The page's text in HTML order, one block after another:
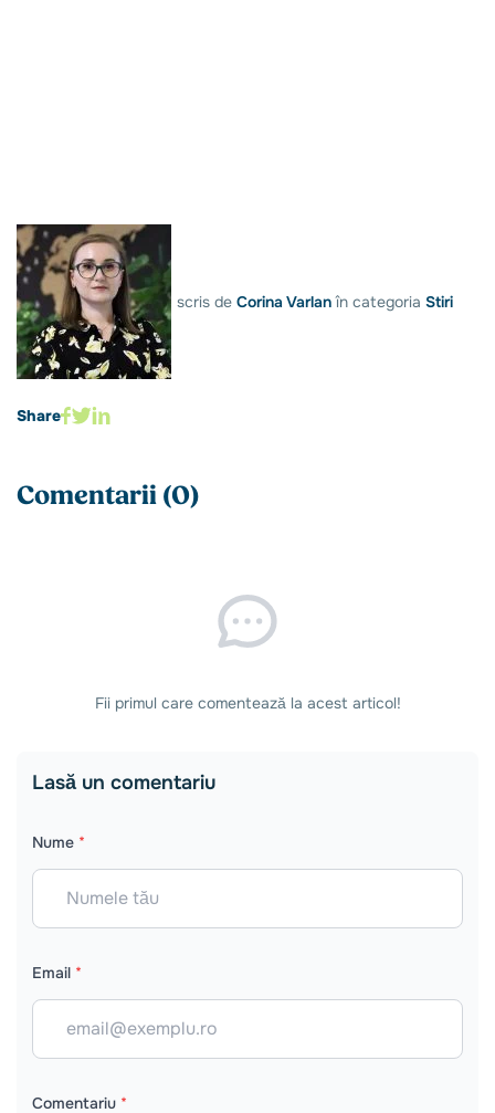
scris de Corina Varlanîn categoria Stiri
Share
Comentarii (0)
Fii primul care comentează la acest articol!
Lasă un comentariu
Nume *
Email *
Comentariu *